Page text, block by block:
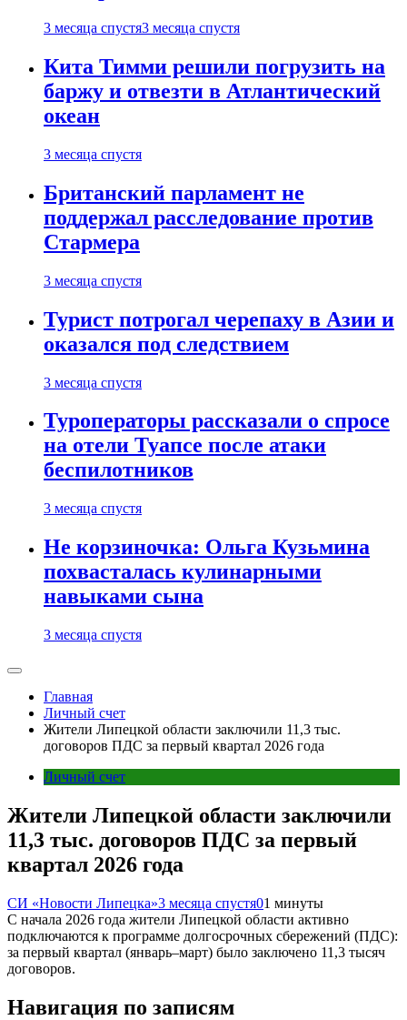
3 месяца спустя3 месяца спустя
Кита Тимми решили погрузить на
баржу и отвезти в Атлантический
океан
3 месяца спустя
Британский парламент не
поддержал расследование против
Стармера
3 месяца спустя
Турист потрогал черепаху в Азии и
оказался под следствием
3 месяца спустя
Туроператоры рассказали о спросе
на отели Туапсе после атаки
беспилотников
3 месяца спустя
Не корзиночка: Ольга Кузьмина
похвасталась кулинарными
навыками сына
3 месяца спустя
Главная
Личный счет
Жители Липецкой области заключили 11,3 тыс.
договоров ПДС за первый квартал 2026 года
Личный счет
Жители Липецкой области заключили
11,3 тыс. договоров ПДС за первый
квартал 2026 года
СИ «Новости Липецка»3 месяца спустя01 минуты
С начала 2026 года жители Липецкой области активно
подключаются к программе долгосрочных сбережений (ПДС):
за первый квартал (январь–март) было заключено 11,3 тысяч
договоров.
Навигация по записям